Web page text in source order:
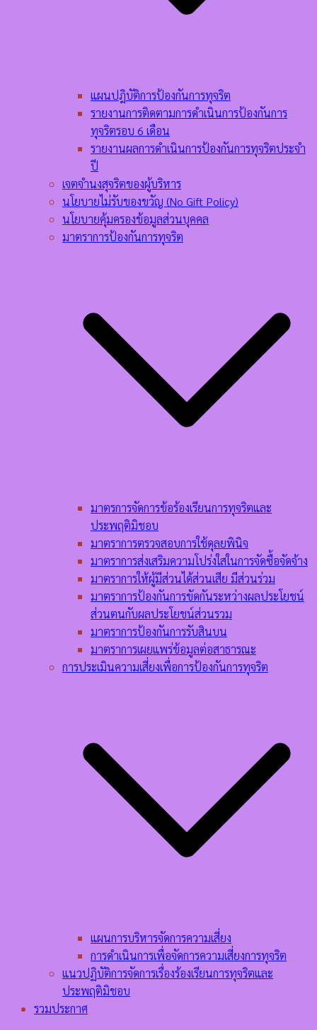
แผนปฎิบัติการป้องกันการทุจริต
รายงานการติดตามการดำเนินการป้องกันการ
ทุจริตรอบ 6 เดือน
รายงานผลการดำเนินการป้องกันการทุจริตประจำ
ปี
เจตจำนงสุจริตของผู้บริหาร
นโยบายไม่รับของขวัญ (No Gift Policy)
นโยบายคุ้มครองข้อมูลส่วนบุคคล
มาตราการป้องกันการทุจริต
มาตรการจัดการข้อร้องเรียนการทุจริตและ
ประพฤติมิชอบ
มาตราการตรวจสอบการใช้ดุลยพินิจ
มาตราการส่งเสริมความโปร่งใสในการจัดซื้อจัดจ้าง
มาตราการให้ผู้มีส่วนได้ส่วนเสีย มีส่วนร่วม
มาตราการป้องกันการขัดกันระหว่างผลประโยชน์
ส่วนตนกับผลประโยชน์ส่วนรวม
มาตราการป้องกันการรับสินบน
มาตราการเผยแพร่ข้อมูลต่อสาธารณะ
การประเมินความเสี่ยงเพื่อการป้องกันการทุจริต
แผนการบริหารจัดการความเสี่ยง
การดำเนินการเพื่อจัดการความเสี่ยงการทุจริต
แนวปฏิบัติการจัดการเรื่องร้องเรียนการทุจริตและ
ประพฤติมิชอบ
รวมประกาศ